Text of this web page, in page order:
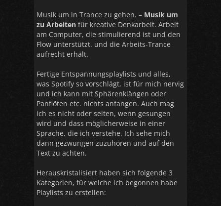
Musik um in Trance zu gehen. – Musik um
zu Arbeiten für kreative Denkarbeit. Arbeit
am Computer, die stimulierend ist und den
Flow unterstützt. und die Arbeits-Trance
aufrecht erhält.
Fertige Entspannungsplaylists und alles,
was Spotify so vorschlägt, ist für mich nervig
und ich kann mit Sphärenklängen oder
Panflöten etc. nichts anfangen. Auch mag
ich es nicht oder selten, wenn gesungen
wird und dass möglicherweise in einer
Sprache, die ich verstehe. Ich sehe mich
dann gezwungen zuzuhören und auf den
Text zu achten.
Herauskristalisiert haben sich folgende 3
Kategorien, für welche ich begonnen habe
Playlists zu erstellen: